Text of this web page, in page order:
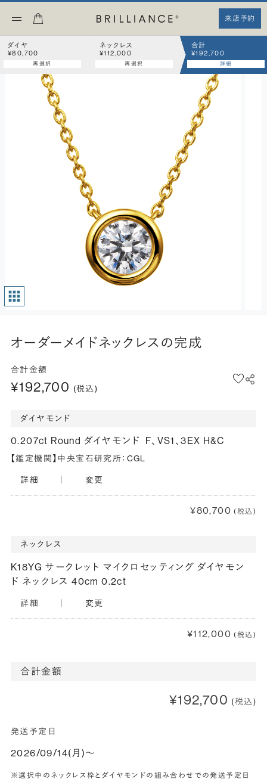
来店予約
ダイヤ
¥80,700
再選択
ネックレス
¥112,000
再選択
合計
¥192,700
詳細
オーダーメイドネックレスの完成
合計金額
¥192,700 (税込)
ダイヤモンド
0.207ct Round ダイヤモンド F、VS1、3EX H&C
【鑑定機関】中央宝石研究所：CGL
詳細 変更
¥80,700 (税込)
ネックレス
K18YG サークレット マイクロセッティング ダイヤモン
ド ネックレス 40cm 0.2ct
詳細 変更
¥112,000 (税込)
合計金額
¥192,700 (税込)
発送予定日
2026/09/14(月)〜
※選択中のネックレス枠とダイヤモンドの組み合わせでの発送予定日